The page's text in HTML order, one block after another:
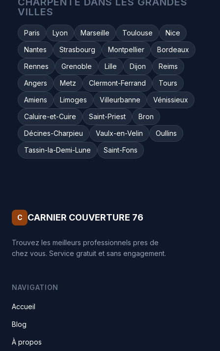
VILLES
Paris Lyon Marseille Toulouse
Nice
Nantes
Strasbourg Montpellier
Bordeaux
Rennes
Grenoble Lille Dijon
Reims
Angers
Metz Clermont-Ferrand
Tours
Amiens
Limoges Villeurbanne
Vénissieux
Caluire-et-Cuire
Saint-Priest
Bron
Décines-Charpieu
Vaulx-en-Velin
Oullins
Tassin-la-Demi-Lune
Saint-Fons
C CARNIER COUVERTURE 76
Trouvez les meilleurs professionnels pres de
chez vous. Service gratuit et sans engagement.
NAVIGATION
Accueil
Blog
À propos